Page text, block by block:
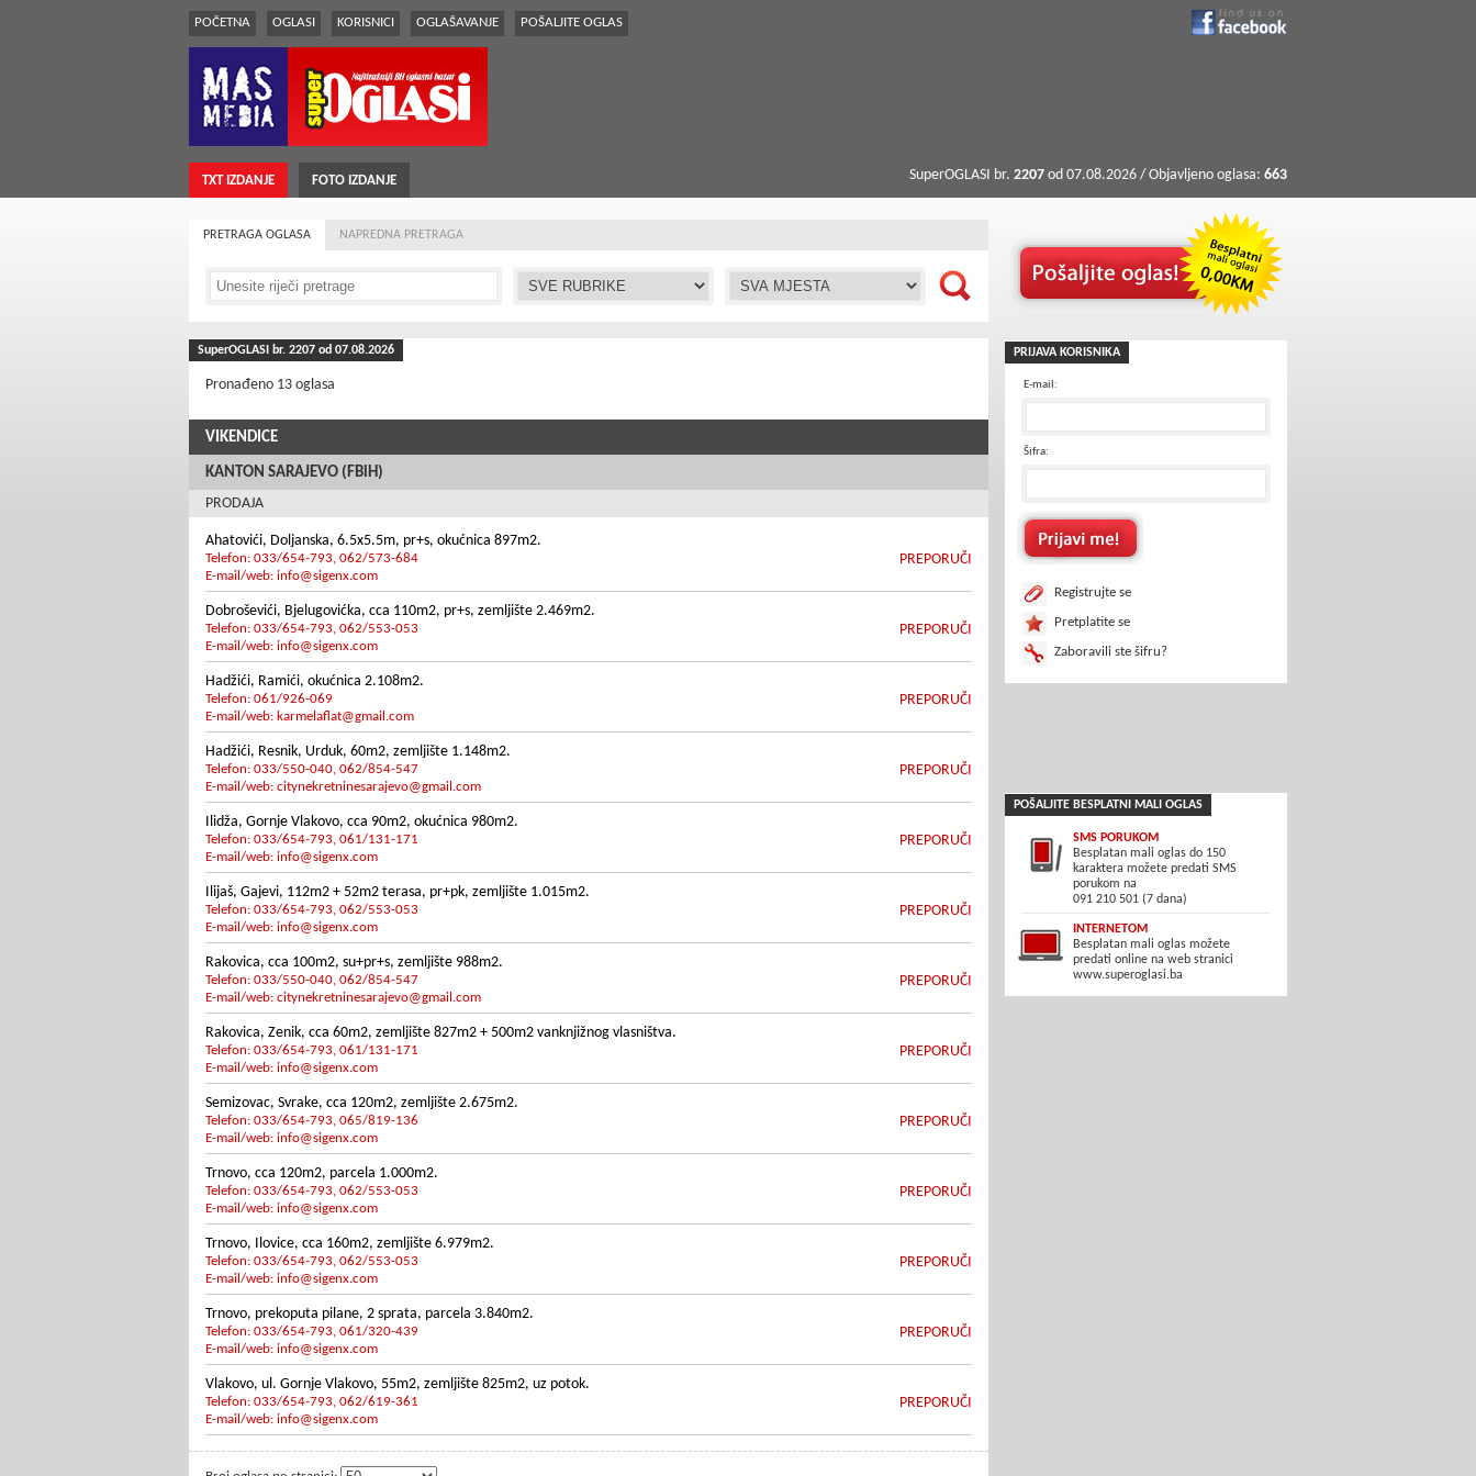
POČETNA OGLASI KORISNICI OGLAŠAVANJE POŠALJITE OGLAS
TXT IZDANJE FOTO IZDANJE SuperOGLASI br. 2207 od 07.08.2026 / Objavljeno oglasa: 663
PRETRAGA OGLASA NAPREDNA PRETRAGA
SuperOGLASI br. 2207 od 07.08.2026
Pronađeno 13 oglasa
VIKENDICE
KANTON SARAJEVO (FBiH)
PRODAJA
Ahatovići, Doljanska, 6.5x5.5m, pr+s, okućnica 897m2.
Telefon: 033/654-793, 062/573-684
E-mail/web: info@sigenx.com
PREPORUČI
Dobroševići, Bjelugovićka, cca 110m2, pr+s, zemljište 2.469m2.
Telefon: 033/654-793, 062/553-053
E-mail/web: info@sigenx.com
PREPORUČI
Hadžići, Ramići, okućnica 2.108m2.
Telefon: 061/926-069
E-mail/web: karmelaflat@gmail.com
PREPORUČI
Hadžići, Resnik, Urduk, 60m2, zemljište 1.148m2.
Telefon: 033/550-040, 062/854-547
E-mail/web: citynekretninesarajevo@gmail.com
PREPORUČI
Ilidža, Gornje Vlakovo, cca 90m2, okućnica 980m2.
Telefon: 033/654-793, 061/131-171
E-mail/web: info@sigenx.com
PREPORUČI
Ilijaš, Gajevi, 112m2 + 52m2 terasa, pr+pk, zemljište 1.015m2.
Telefon: 033/654-793, 062/553-053
E-mail/web: info@sigenx.com
PREPORUČI
Rakovica, cca 100m2, su+pr+s, zemljište 988m2.
Telefon: 033/550-040, 062/854-547
E-mail/web: citynekretninesarajevo@gmail.com
PREPORUČI
Rakovica, Zenik, cca 60m2, zemljište 827m2 + 500m2 vanknjižnog vlasništva.
Telefon: 033/654-793, 061/131-171
E-mail/web: info@sigenx.com
PREPORUČI
Semizovac, Svrake, cca 120m2, zemljište 2.675m2.
Telefon: 033/654-793, 065/819-136
E-mail/web: info@sigenx.com
PREPORUČI
Trnovo, cca 120m2, parcela 1.000m2.
Telefon: 033/654-793, 062/553-053
E-mail/web: info@sigenx.com
PREPORUČI
Trnovo, Ilovice, cca 160m2, zemljište 6.979m2.
Telefon: 033/654-793, 062/553-053
E-mail/web: info@sigenx.com
PREPORUČI
Trnovo, prekoputa pilane, 2 sprata, parcela 3.840m2.
Telefon: 033/654-793, 061/320-439
E-mail/web: info@sigenx.com
PREPORUČI
Vlakovo, ul. Gornje Vlakovo, 55m2, zemljište 825m2, uz potok.
Telefon: 033/654-793, 062/619-361
E-mail/web: info@sigenx.com
PREPORUČI
PRIJAVA KORISNIKA
E-mail:
Šifra:
Registrujte se
Pretplatite se
Zaboravili ste šifru?
POŠALJITE BESPLATNI MALI OGLAS
SMS PORUKOM
Besplatan mali oglas do 150
karaktera možete predati SMS
porukom na
091 210 501 (7 dana)
INTERNETOM
Besplatan mali oglas možete
predati online na web stranici
www.superoglasi.ba